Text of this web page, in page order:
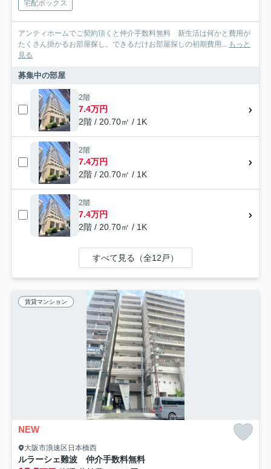
宅配ボックス
アンティホームでご契約頂くと仲介手数料無料 新生活は何かと費用が
たくさん掛かるお部屋探し。できるだけお部屋探しの初期費用...
もっと
見る
募集中の部屋
2階
7.4万円
2階 / 20.70㎡ / 1K
2階
7.4万円
2階 / 20.70㎡ / 1K
2階
7.4万円
2階 / 20.70㎡ / 1K
すべて見る（全12戸）
賃貸マンション
NEW
大阪市浪速区日本橋西
ルラーシェ難波 仲介手数料無料